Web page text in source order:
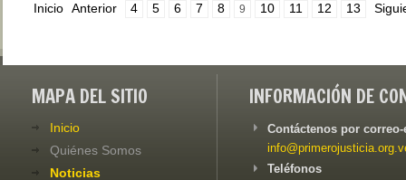
Inicio Anterior 4 5 6 7 8 9 10 11 12 13
MAPA DEL SITIO
Inicio
Quiénes Somos
Noticias
INFORMACIÓN DE
Contáctenos por
Teléfonos